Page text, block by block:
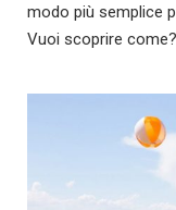
modo più semplice
Vuoi scoprire